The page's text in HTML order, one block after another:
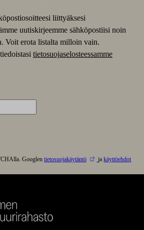
liittyäksesi
uutiskirjeemme sähköpostiisi noin
Voit erota listalta milloin vain.
tietosuojaselosteessamme
Googlen tietosuojakäytäntö jakäyttöehdot